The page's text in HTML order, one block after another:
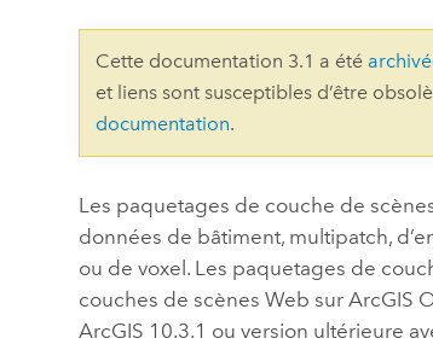
Cette documentation 3.1 a été
et liens sont susceptibles d’être
documentation.
Les paquetages de couche de
données de bâtiment, multipatch,
ou de voxel. Les paquetages de
couches de scènes Web surArcGIS
ArcGIS 10.3.1 ou version ultérieure